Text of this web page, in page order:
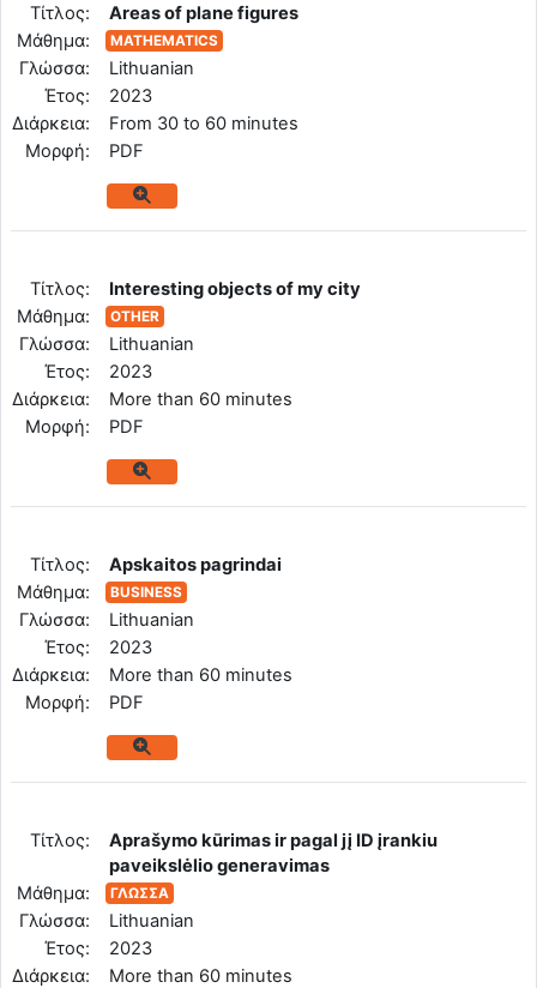
Tίτλος:
Areas of plane figures
Μάθημα:
MATHEMATICS
Γλώσσα:
Lithuanian
Έτος:
2023
Διάρκεια:
From 30 to 60 minutes
Mορφή:
PDF
Tίτλος:
Interesting objects of my city
Μάθημα:
OTHER
Γλώσσα:
Lithuanian
Έτος:
2023
Διάρκεια:
More than 60 minutes
Mορφή:
PDF
Tίτλος:
Apskaitos pagrindai
Μάθημα:
BUSINESS
Γλώσσα:
Lithuanian
Έτος:
2023
Διάρκεια:
More than 60 minutes
Mορφή:
PDF
Tίτλος:
Aprašymo kūrimas ir pagal jį ID įrankiu
paveikslėlio generavimas
Μάθημα:
ΓΛΏΣΣΑ
Γλώσσα:
Lithuanian
Έτος:
2023
Διάρκεια:
More than 60 minutes